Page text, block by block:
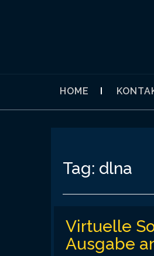
HOME
Tag: dlna
Virtuelle
Ausgabe